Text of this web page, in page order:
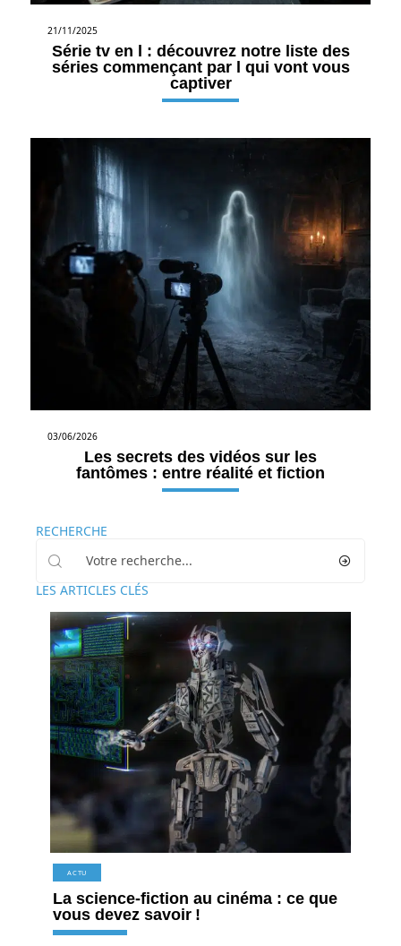
21/11/2025
Série tv en l : découvrez notre liste des
séries commençant par l qui vont vous
captiver
03/06/2026
Les secrets des vidéos sur les
fantômes : entre réalité et fiction
RECHERCHE
LES ARTICLES CLÉS
ACTU
La science-fiction au cinéma : ce que
vous devez savoir !